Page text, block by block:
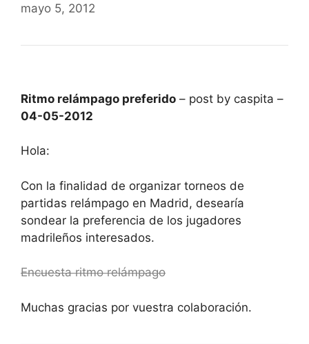
mayo 5, 2012
Ritmo relámpago preferido – post by caspita –
04-05-2012
Hola:
Con la finalidad de organizar torneos de
partidas relámpago en Madrid, desearía
sondear la preferencia de los jugadores
madrileños interesados.
Encuesta ritmo relámpago
Muchas gracias por vuestra colaboración.